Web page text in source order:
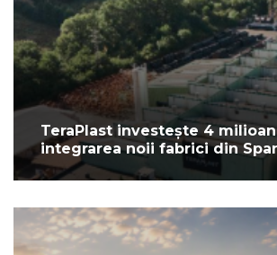
TeraPlast investește 4
integrarea noii fabrici din